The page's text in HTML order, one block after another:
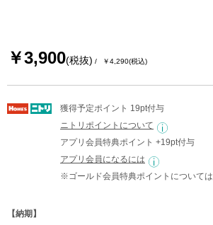
￥3,900(税抜) ￥4,290(税込)
獲得予定ポイント 19pt付与
ニトリポイントについて
アプリ会員特典ポイント +19pt付与
アプリ会員になるには
※ゴールド会員特典ポイントについては
【納期】